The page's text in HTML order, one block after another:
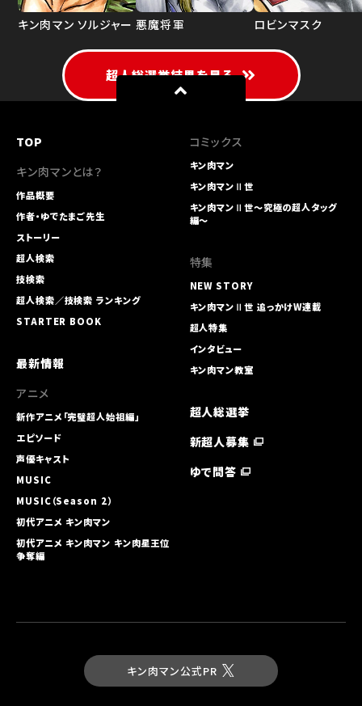
キン肉マン ソルジャー 悪魔将軍 ロビンマスク
超人総選挙結果を見る
TOP
キン肉マンとは？
作品概要
作者・ゆでたまご先生
ストーリー
超人検索
技検索
超人検索／技検索 ランキング
STARTER BOOK
最新情報
アニメ
新作アニメ「完璧超人始祖編」
エピソード
声優キャスト
MUSIC
MUSIC（Season 2）
初代アニメ キン⾁マン
初代アニメ キン⾁マン キン⾁星王位
争奪編
コミックス
キン肉マン
キン肉マンⅡ世
キン肉マンⅡ世～究極の超人タッグ
編～
特集
NEW STORY
キン肉マンⅡ世 追っかけW連載
超人特集
インタビュー
キン肉マン教室
超人総選挙
新超人募集
ゆで問答
キン肉マン公式PR